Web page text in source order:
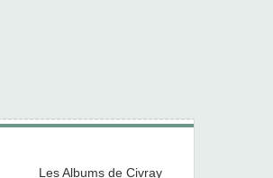
Les Albums de Civray